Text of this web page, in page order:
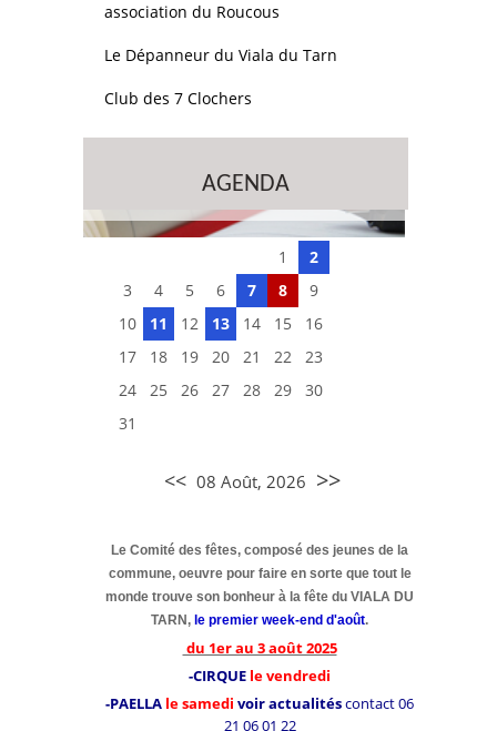
association du Roucous
Le Dépanneur du Viala du Tarn
Club des 7 Clochers
AGENDA
1
2
3
4 5 6 7 8
9
10
11 12 13 14 15
16
17
18 19 20 21 22
23
24
25 26 27 28 29
30
31
<< 08 Août, 2026 >>
Le Comité des fêtes, composé des jeunes de la
commune, oeuvre pour faire en sorte que tout le
monde trouve son bonheur à la fête du VIALA DU
TARN, le premier week-end d'août.
du 1er au 3 août 2025
-CIRQUE le vendredi
-PAELLA le samedi voir actualitéscontact 06
21 06 01 22